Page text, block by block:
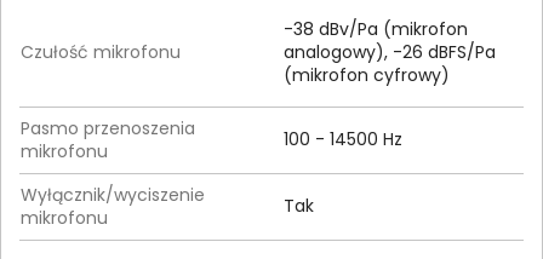
Czułość mikrofonu
-38 dBv/Pa (mikrofon
analogowy), -26 dBFS/Pa
(mikrofon cyfrowy)
Pasmo przenoszenia
mikrofonu
100 - 14500 Hz
Wyłącznik/wyciszenie
mikrofonu
Tak